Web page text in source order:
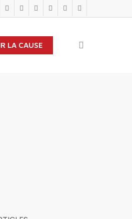
twitterfacebooklinkedinyoutubeinstagram
flickr
LA CAUSE